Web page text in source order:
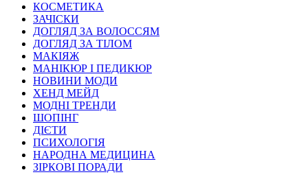
КОСМЕТИКА
ЗАЧІСКИ
ДОГЛЯД ЗА ВОЛОССЯМ
ДОГЛЯД ЗА ТІЛОМ
МАКІЯЖ
МАНІКЮР І ПЕДИКЮР
НОВИНИ МОДИ
ХЕНД МЕЙД
МОДНІ ТРЕНДИ
ШОПІНГ
ДІЄТИ
ПСИХОЛОГІЯ
НАРОДНА МЕДИЦИНА
ЗІРКОВІ ПОРАДИ